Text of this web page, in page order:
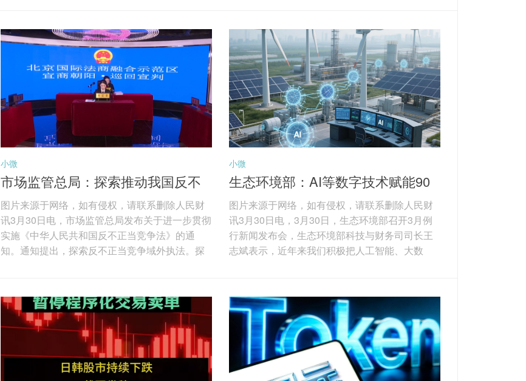
小微
市场监管总局：探索推动我国反不
正当竞争法律规则的域外适用
图片来源于网络，如有侵权，请联系删除人民财
讯3月30日电，市场监管总局发布关于进一步贯彻
实施《中华人民共和国反不正当竞争法》的通
知。通知提出，探索反不正当竞争域外执法。探
业诋毁、侵犯商业秘密等不正当竞争行为，扰乱
境内市场竞争秩序，损害境内经营者或者消费者
合法权益的，坚决予以打击，保障我国产业链供
应链安全，维护我国国家和企业利益。积极探索
域外执法实践，加快建设专门的涉外执法人才队
伍，支持有条件的...
小微
生态环境部：AI等数字技术赋能90
多个生态环境项目
图片来源于网络，如有侵权，请联系删除人民财
讯3月30日电，3月30日，生态环境部召开3月例
行新闻发布会，生态环境部科技与财务司司长王
志斌表示，近年来我们积极把人工智能、大数
科技重大项目，部署包括高通量自动化智能监测
技术在内的90多个项目。在监测方面，人工智能
技术逐步嵌入生态环境监测，并实现业务化的应
用，如生物多样性识别从一年一次监测到可实现
全年连续监测。在监管方面，人工智能技术应用
大大提升非现...